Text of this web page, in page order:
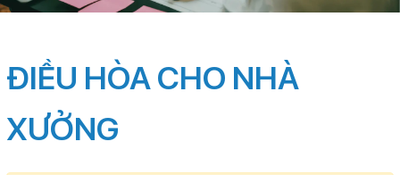
ĐIỀU HÒA CHO NHÀ
XƯỞNG